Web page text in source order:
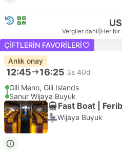
Vergiler dahil Her bir
ÇIFTLERIN FAVORILERI
Anlık onay
12:45 16:25 3s 40d
Gili Meno, Gili Islands
Sanur Wijaya Buyuk
Fast Boat |
Wijaya Buyuk